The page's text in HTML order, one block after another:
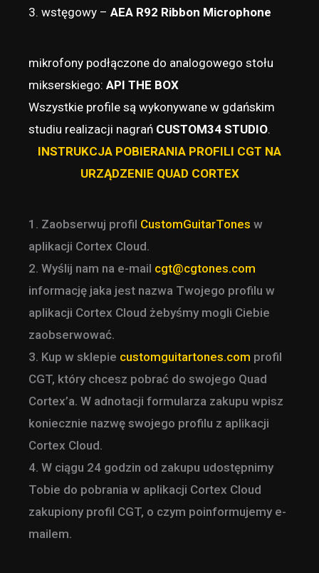
3. wstęgowy – AEA R92 Ribbon Microphone
mikrofony podłączone do analogowego stołu
mikserskiego: API THE BOX
Wszystkie profile są wykonywane w gdańskim
studiu realizacji nagrań CUSTOM34 STUDIO.
INSTRUKCJA POBIERANIA PROFILI CGT NA
URZĄDZENIE QUAD CORTEX
1. Zaobserwuj profil CustomGuitarTones w
aplikacji Cortex Cloud.
2. Wyślij nam na e-mail cgt@cgtones.com
informację jaka jest nazwa Twojego profilu w
aplikacji Cortex Cloud żebyśmy mogli Ciebie
zaobserwować.
3. Kup w sklepie customguitartones.com profil
CGT, który chcesz pobrać do swojego Quad
Cortex’a. W adnotacji formularza zakupu wpisz
koniecznie nazwę swojego profilu z aplikacji
Cortex Cloud.
4. W ciągu 24 godzin od zakupu udostępnimy
Tobie do pobrania w aplikacji Cortex Cloud
zakupiony profil CGT, o czym poinformujemy e-
mailem.